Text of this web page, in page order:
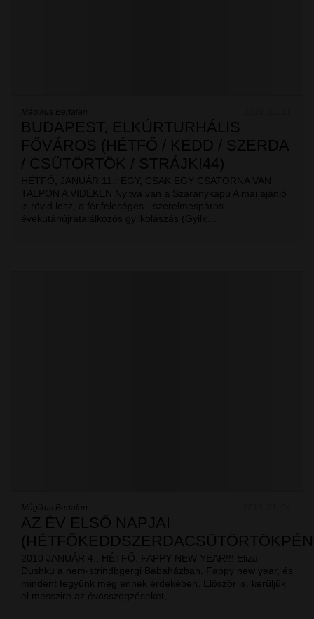
Mágikus Bertalan
BUDAPEST, ELKÚRTURHÁLIS
FŐVÁROS (HÉTFŐ / KEDD / SZERDA
/ CSÜTÖRTÖK / STRÁJK!44)
HÉTFŐ, JANUÁR 11.: EGY, CSAK EGY CSATORNA VAN
TALPON A VIDÉKEN Nyitva van a Szaranykapu A mai ajánló
is rövid lesz, a férjfeleséges - szerelmespáros -
évekutánújratalálkozós gyilkolászás (Gyilk…
Mágikus Bertalan
AZ ÉV ELSŐ NAPJAI
2010 JANUÁR 4., HÉTFŐ: FAPPY NEW YEAR!!! Eliza
Dushku a nem-strindbgergi Babaházban. Fappy new year, és
mindent tegyünk meg ennek érdekében. Először is, kerüljük
el messzire az évösszegzéseket,…